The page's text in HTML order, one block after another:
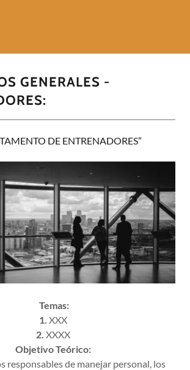
GENERALES -
DE ENTRENADORES”
Temas:
1. XXX
2. XXXX
Objetivo Teórico:
responsables de manejar personal, los